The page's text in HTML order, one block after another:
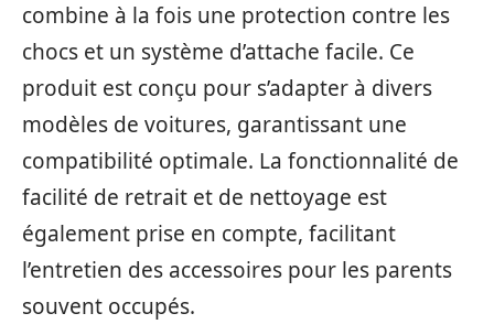
combine à la fois une protection contre les
chocs et un système d’attache facile. Ce
produit est conçu pour s’adapter à divers
modèles de voitures, garantissant une
compatibilité optimale. La fonctionnalité de
facilité de retrait et de nettoyage est
également prise en compte, facilitant
l’entretien des accessoires pour les parents
souvent occupés.